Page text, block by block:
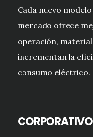
Cada nuevo
mercado ofrece
operación,
incrementan la
consumo eléctrico.